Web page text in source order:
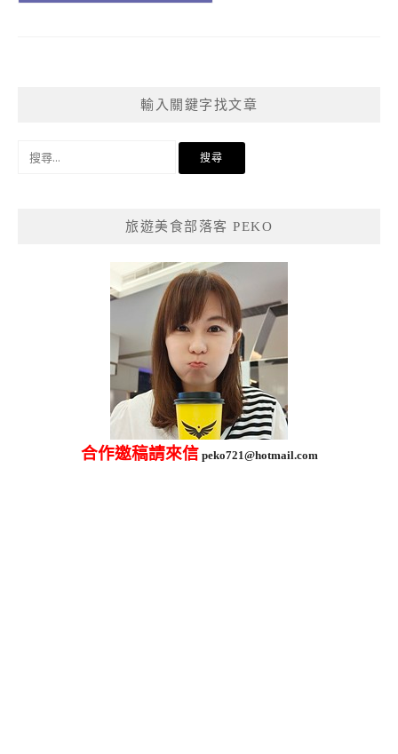
輸入關鍵字找文章
旅遊美食部落客 PEKO
合作邀稿請來信 peko721@hotmail.com